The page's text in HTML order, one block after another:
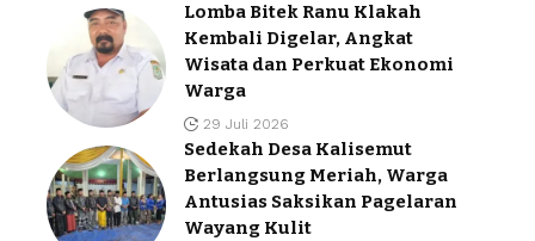
Lomba Bitek Ranu Klakah
Kembali Digelar, Angkat
Wisata dan Perkuat Ekonomi
Warga
29 Juli 2026
Sedekah Desa Kalisemut
Berlangsung Meriah, Warga
Antusias Saksikan Pagelaran
Wayang Kulit